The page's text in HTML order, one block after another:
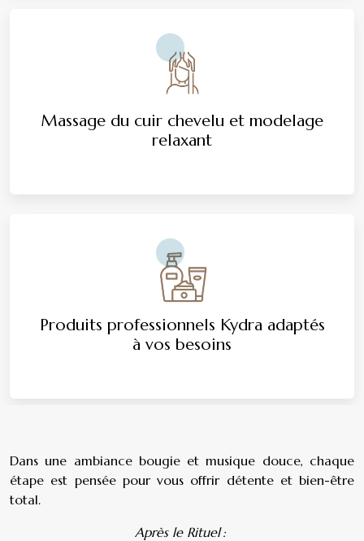
Massage du cuir chevelu et modelage
relaxant
Produits professionnels Kydra adaptés
à vos besoins
Dans une ambiance bougie et musique douce, chaque
étape est pensée pour vous offrir détente et bien-être
total.
Après le Rituel :